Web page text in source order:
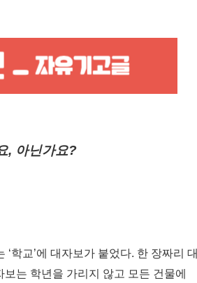
, 아닌가요?
‘학교’에 대자보가 붙었다. 한 장짜리 대
보 는 학년을 가리지 않고 모든 건물에